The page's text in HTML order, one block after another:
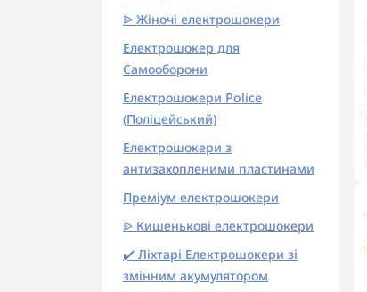
ᐉ Жіночі електрошокери
Електрошокер для
Самооборони
Електрошокери Police
(Поліцейський)
Електрошокери з
антизахопленими пластинами
Преміум електрошокери
ᐉ Кишенькові електрошокери
✔️ Ліхтарі Електрошокери зі
змінним акумулятором